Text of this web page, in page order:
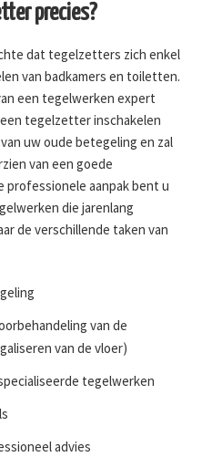
precies?
dat tegelzetters zich enkel
van badkamers en toiletten.
een tegelwerken expert
tegelzetter inschakelen
uw oude betegeling en zal
van een goede
professionele aanpak bent u
die jarenlang
de verschillende taken van
van de
van de vloer)
tegelwerken
advies